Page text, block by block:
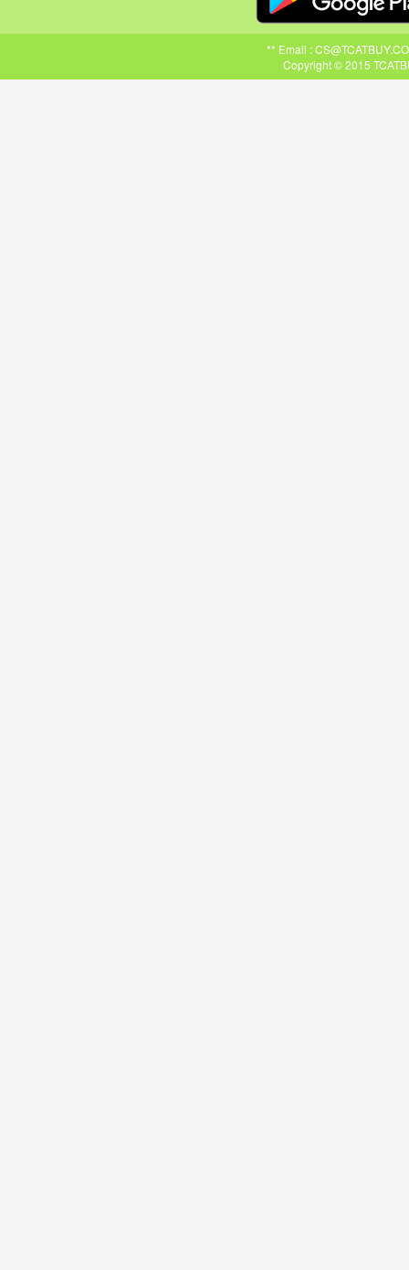
** Email :
Copyright © 2015